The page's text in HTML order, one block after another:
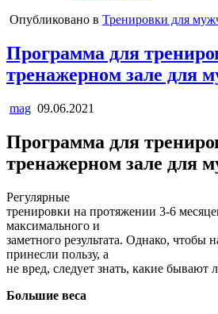
Опубликовано в Тренировки для
Программа для
тренажерном зале для
mag 09.06.2021
Программа для
тренажерном зале для
Регулярные
тренировки на протяжении 3-6
максимального и
заметного результата. Однако, чтобы
принесли пользу, а
не вред, следует знать, какие
Большие веса